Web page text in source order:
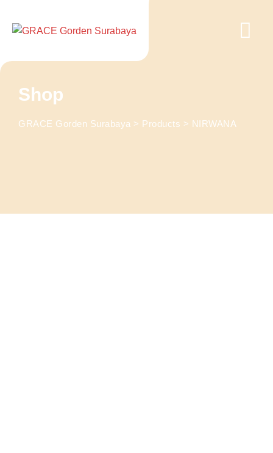
content
Shop
GRACE Gorden Surabaya > Products > NIRWANA